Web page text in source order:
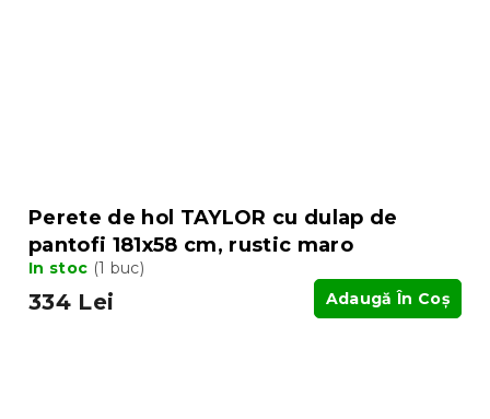
Perete de hol TAYLOR cu dulap de
pantofi 181x58 cm, rustic maro
In stoc (1 buc)
334 Lei Adaugă În Coş